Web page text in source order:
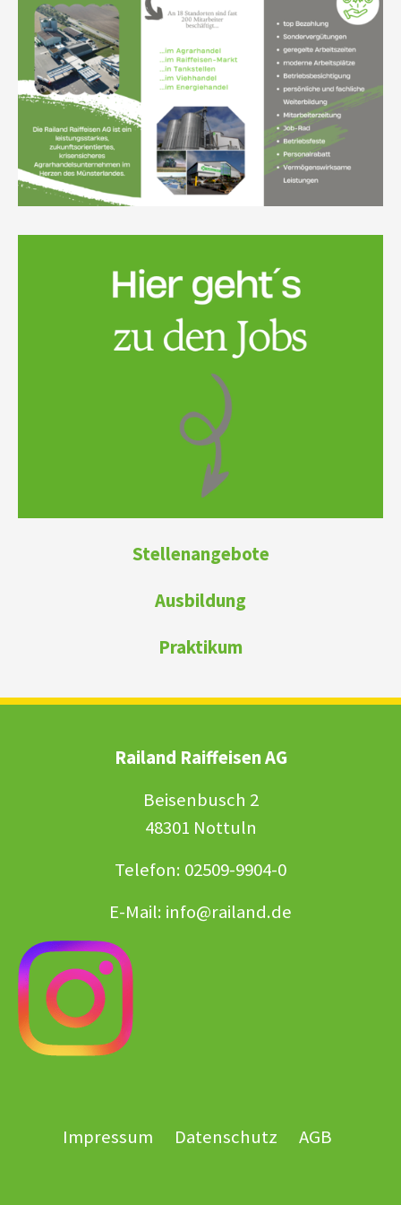
Stellenangebote
Ausbildung
Praktikum
Railand Raiffeisen AG
Beisenbusch 2
48301 Nottuln
Telefon: 02509-9904-0
E-Mail: info@railand.de
Impressum Datenschutz AGB